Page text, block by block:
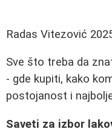
Radas Vitezović
Sve što treba da
- gde kupiti, kako
postojanost i
Saveti za izbor